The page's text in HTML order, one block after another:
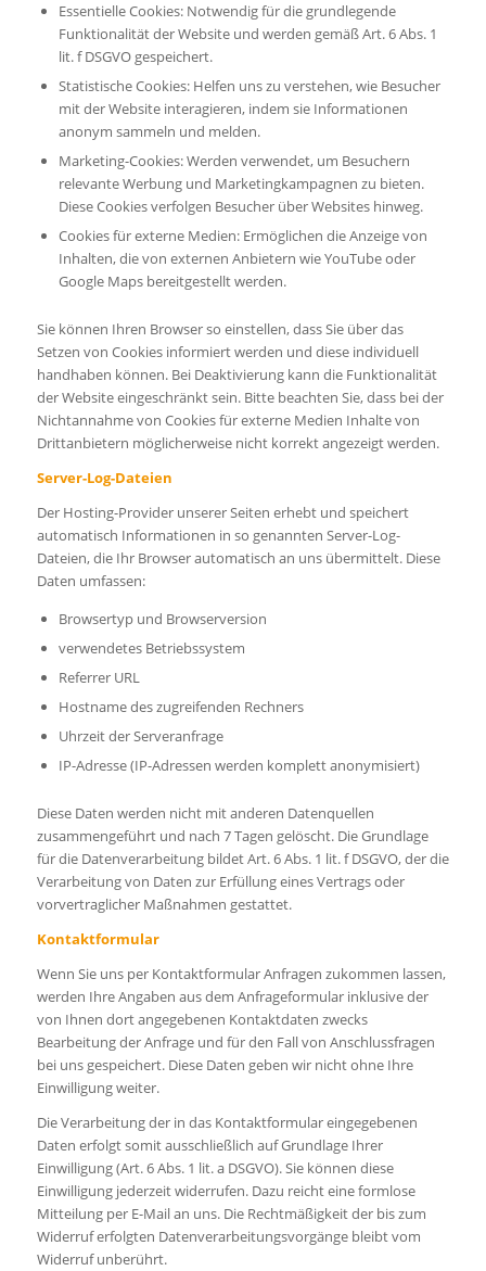
Essentielle Cookies: Notwendig für die grundlegende
Funktionalität der Website und werden gemäß Art. 6 Abs. 1
lit. f DSGVO gespeichert.
Statistische Cookies: Helfen uns zu verstehen, wie Besucher
mit der Website interagieren, indem sie Informationen
anonym sammeln und melden.
Marketing-Cookies: Werden verwendet, um Besuchern
relevante Werbung und Marketingkampagnen zu bieten.
Diese Cookies verfolgen Besucher über Websites hinweg.
Cookies für externe Medien: Ermöglichen die Anzeige von
Inhalten, die von externen Anbietern wie YouTube oder
Google Maps bereitgestellt werden.
Sie können Ihren Browser so einstellen, dass Sie über das
Setzen von Cookies informiert werden und diese individuell
handhaben können. Bei Deaktivierung kann die Funktionalität
der Website eingeschränkt sein. Bitte beachten Sie, dass bei der
Nichtannahme von Cookies für externe Medien Inhalte von
Drittanbietern möglicherweise nicht korrekt angezeigt werden.
Server-Log-Dateien
Der Hosting-Provider unserer Seiten erhebt und speichert
automatisch Informationen in so genannten Server-Log-
Dateien, die Ihr Browser automatisch an uns übermittelt. Diese
Daten umfassen:
Browsertyp und Browserversion
verwendetes Betriebssystem
Referrer URL
Hostname des zugreifenden Rechners
Uhrzeit der Serveranfrage
IP-Adresse (IP-Adressen werden komplett anonymisiert)
Diese Daten werden nicht mit anderen Datenquellen
zusammengeführt und nach 7 Tagen gelöscht. Die Grundlage
für die Datenverarbeitung bildet Art. 6 Abs. 1 lit. f DSGVO, der die
Verarbeitung von Daten zur Erfüllung eines Vertrags oder
vorvertraglicher Maßnahmen gestattet.
Kontaktformular
Wenn Sie uns per Kontaktformular Anfragen zukommen lassen,
werden Ihre Angaben aus dem Anfrageformular inklusive der
von Ihnen dort angegebenen Kontaktdaten zwecks
Bearbeitung der Anfrage und für den Fall von Anschlussfragen
bei uns gespeichert. Diese Daten geben wir nicht ohne Ihre
Einwilligung weiter.
Die Verarbeitung der in das Kontaktformular eingegebenen
Daten erfolgt somit ausschließlich auf Grundlage Ihrer
Einwilligung (Art. 6 Abs. 1 lit. a DSGVO). Sie können diese
Einwilligung jederzeit widerrufen. Dazu reicht eine formlose
Mitteilung per E-Mail an uns. Die Rechtmäßigkeit der bis zum
Widerruf erfolgten Datenverarbeitungsvorgänge bleibt vom
Widerruf unberührt.